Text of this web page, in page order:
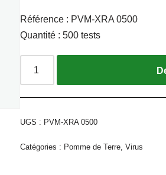
Référence : PVM-XRA 0500
Quantité : 500 tests
UGS : PVM-XRA 0500
Catégories : Pomme de Terre,Virus